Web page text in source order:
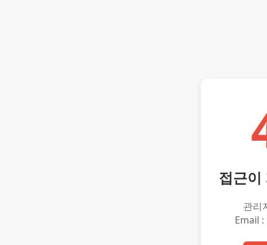
접근이
관리
Email